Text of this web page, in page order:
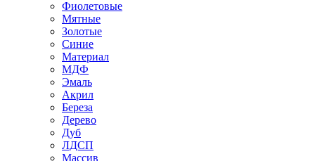
Фиолетовые
Мятные
Золотые
Синие
Материал
МДФ
Эмаль
Акрил
Береза
Дерево
Дуб
ЛДСП
Массив